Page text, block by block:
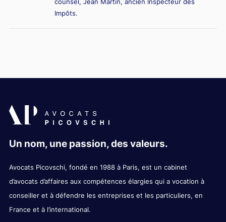
Impôts.
Un nom, une passion, des valeurs.
Avocats Picovschi, fondé en 1988 à Paris, est un cabinet
d’avocats d’affaires aux compétences élargies qui a vocation à
conseiller et à défendre les entreprises et les particuliers, en
France et à l’international.